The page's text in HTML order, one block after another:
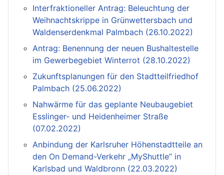
Interfraktioneller Antrag: Beleuchtung der
Weihnachtskrippe in Grünwettersbach und
Waldenserdenkmal Palmbach (26.10.2022)
Antrag: Benennung der neuen Bushaltestelle
im Gewerbegebiet Winterrot (28.10.2022)
Zukunftsplanungen für den Stadtteilfriedhof
Palmbach (25.06.2022)
Nahwärme für das geplante Neubaugebiet
Esslinger- und Heidenheimer Straße
(07.02.2022)
Anbindung der Karlsruher Höhenstadtteile an
den On Demand-Verkehr „MyShuttle“ in
Karlsbad und Waldbronn (22.03.2022)